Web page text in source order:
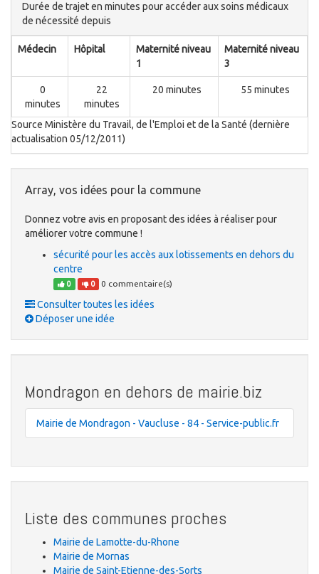
Durée de trajet en minutes pour accéder aux soins médicaux
de nécessité depuis
Médecin Hôpital
Maternité niveau
1
Maternité niveau
3
0
minutes
22
minutes
20 minutes 55 minutes
Source Ministère du Travail, de l'Emploi et de la Santé (dernière
actualisation 05/12/2011)
Array, vos idées pour la commune
Donnez votre avis en proposant des idées à réaliser pour
améliorer votre commune !
sécurité pour les accès aux lotissements en dehors du
centre
0 0 0 commentaire(s)
Consulter toutes les idées
Déposer une idée
Mondragon en dehors de mairie.biz
Mairie de Mondragon - Vaucluse - 84 - Service-public.fr
Liste des communes proches
Mairie de Lamotte-du-Rhone
Mairie de Mornas
Mairie de Saint-Etienne-des-Sorts